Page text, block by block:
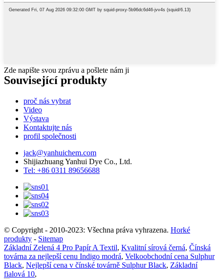
Zde napište svou zprávu a pošlete nám ji
Související produkty
proč nás vybrat
Video
Výstava
Kontaktujte nás
profil společnosti
jack@yanhuichem.com
Shijiazhuang Yanhui Dye Co., Ltd.
Tel: +86 0311 89656688
© Copyright - 2010-2023: Všechna práva vyhrazena. Horké
produkty - Sitemap
Základní Zelená 4 Pro Papír A Textil, Kvalitní sírová černá, Čínská
továrna za nejlepší cenu Indigo modrá, Velkoobchodní cena Sulphur
Black, Nejlepší cena v čínské továrně Sulphur Black, Základní
fialová 10,